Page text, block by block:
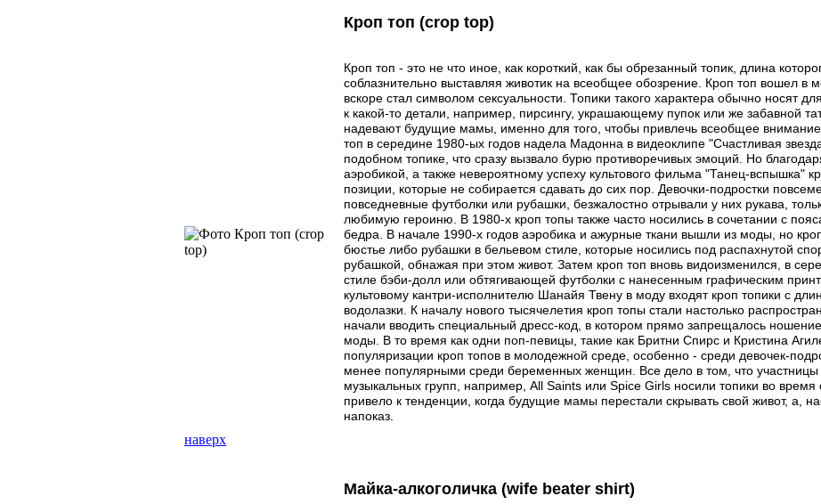
Кроп топ (crop top)
Кроп топ - это не что иное, как короткий, как бы обрезанный топик, длина
соблазнительно выставляя животик на всеобщее обозрение. Кроп топ вошел в
вскоре стал символом сексуальности. Топики такого характера обычно носят
к какой-то детали, например, пирсингу, украшающему пупок или же забавной
надевают будущие мамы, именно для того, чтобы привлечь всеобщее
топ в середине 1980-ых годов надела Мадонна в видеоклипе "Счастливая
подобном топике, что сразу вызвало бурю противоречивых эмоций. Но
аэробикой, а также невероятному успеху культового фильма "Танец-вспышка"
позиции, которые не собирается сдавать до сих пор. Девочки-подростки
повседневные футболки или рубашки, безжалостно отрывали у них рукава,
любимую героиню. В 1980-х кроп топы также часто носились в сочетании с
бедра. В начале 1990-х годов аэробика и ажурные ткани вышли из моды, но
бюстье либо рубашки в бельевом стиле, которые носились под распахнутой
рубашкой, обнажая при этом живот. Затем кроп топ вновь видоизменился, в
стиле бэби-долл или обтягивающей футболки с нанесенным графическим
культовому кантри-исполнителю Шанайя Твену в моду входят кроп топики с
водолазки. К началу нового тысячелетия кроп топы стали настолько
начали вводить специальный дресс-код, в котором прямо запрещалось
моды. В то время как одни поп-певицы, такие как Бритни Спирс и Кристина
популяризации кроп топов в молодежной среде, особенно - среди девочек-
менее популярными среди беременных женщин. Все дело в том, что участницы
музыкальных групп, например, All Saints или Spice Girls носили топики во время
привело к тенденции, когда будущие мамы перестали скрывать свой живот, а,
напоказ.
наверх
Майка-алкоголичка (wife beater shirt)